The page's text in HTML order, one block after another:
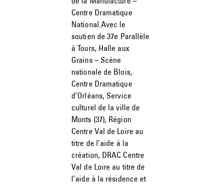
Centre Dramatique
National.Avec le
soutien de 37e Parallèle
à Tours, Halle aux
Grains – Scène
nationale de Blois,
Centre Dramatique
d’Orléans, Service
culturel de la ville de
Monts (37), Région
Centre Val de Loire au
titre de l’aide à la
création, DRAC Centre
Val de Loire au titre de
l’aide à la résidence et